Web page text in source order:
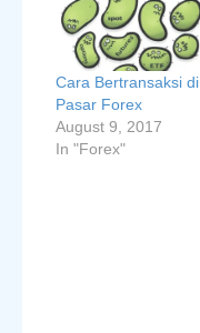
Cara Bertransaksi di
Pasar Forex
August 9, 2017
In "Forex"